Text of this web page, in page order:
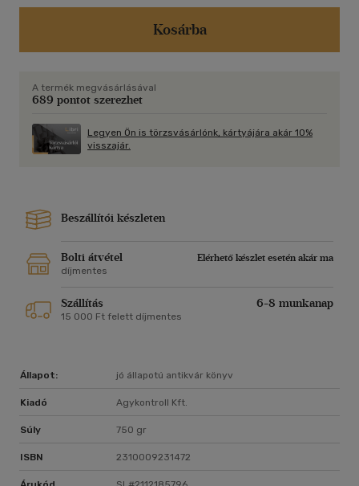
Kosárba
A termék megvásárlásával
689 pontot szerezhet
Legyen Ön is törzsvásárlónk, kártyájára akár 10%
visszajár.
Beszállítói készleten
Bolti átvétel
Elérhető készlet esetén akár ma
díjmentes
Szállítás 6-8 munkanap
15 000 Ft felett díjmentes
Állapot: jó állapotú antikvár könyv
Kiadó Agykontroll Kft.
Súly 750 gr
ISBN 2310009231472